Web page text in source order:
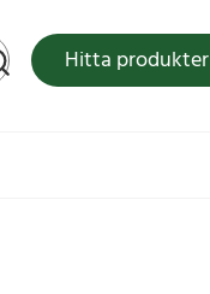
Hitta produkter